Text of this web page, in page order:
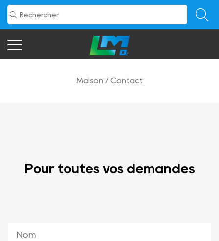
Maison / Contact
Pour toutes vos demandes